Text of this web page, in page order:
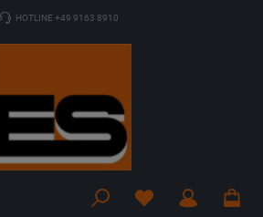
HOTLINE +49 9163 8910